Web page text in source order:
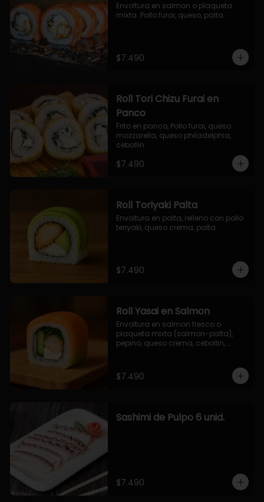
Envoltura en salmon o plaqueta
mixta. Pollo furai, queso, palta.
$7.490
Roll Tori Chizu Furai en
Panco
Frito en panco, Pollo furai, queso
mozzarella, queso philadelphia,
cebollin.
$7.490
Roll Toriyaki Palta
Envoltura en palta, relleno con pollo
teriyaki, queso crema, palta.
$7.490
Roll Yasai en Salmon
Envoltura en salmon fresco o
plaqueta mixta (salmon-palta),
pepino, queso crema, cebollin,
$7.490
Sashimi de Pulpo 6 unid.
$7.490